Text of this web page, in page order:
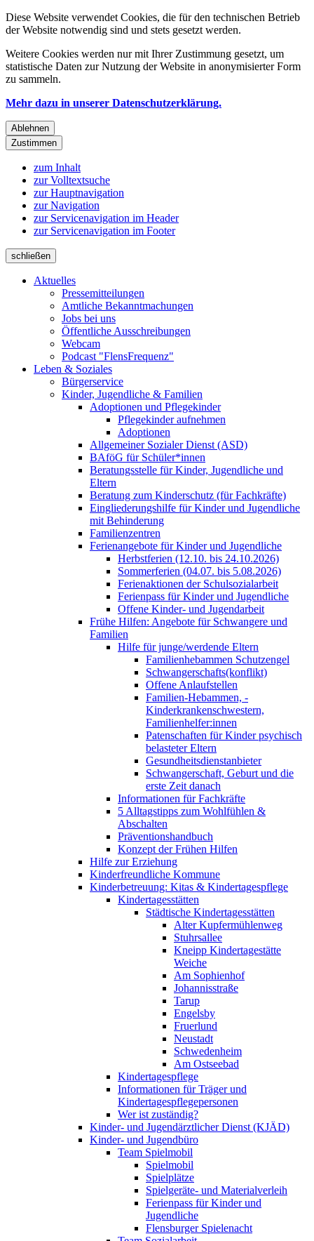
Diese Website verwendet Cookies, die für den technischen Betrieb
der Website notwendig sind und stets gesetzt werden.
Weitere Cookies werden nur mit Ihrer Zustimmung gesetzt, um
statistische Daten zur Nutzung der Website in anonymisierter Form
zu sammeln.
Mehr dazu in unserer Datenschutzerklärung.
Ablehnen
Zustimmen
zum Inhalt
zur Volltextsuche
zur Hauptnavigation
zur Navigation
zur Servicenavigation im Header
zur Servicenavigation im Footer
schließen
Aktuelles
Pressemitteilungen
Amtliche Bekanntmachungen
Jobs bei uns
Öffentliche Ausschreibungen
Webcam
Podcast "FlensFrequenz"
Leben & Soziales
Bürgerservice
Kinder, Jugendliche & Familien
Adoptionen und Pflegekinder
Pflegekinder aufnehmen
Adoptionen
Allgemeiner Sozialer Dienst (ASD)
BAföG für Schüler*innen
Beratungsstelle für Kinder, Jugendliche und
Eltern
Beratung zum Kinderschutz (für Fachkräfte)
Eingliederungshilfe für Kinder und Jugendliche
mit Behinderung
Familienzentren
Ferienangebote für Kinder und Jugendliche
Herbstferien (12.10. bis 24.10.2026)
Sommerferien (04.07. bis 5.08.2026)
Ferienaktionen der Schulsozialarbeit
Ferienpass für Kinder und Jugendliche
Offene Kinder- und Jugendarbeit
Frühe Hilfen: Angebote für Schwangere und
Familien
Hilfe für junge/werdende Eltern
Familienhebammen Schutzengel
Schwangerschafts(konflikt)
Offene Anlaufstellen
Familien-Hebammen, -
Kinderkrankenschwestern,
Familienhelfer:innen
Patenschaften für Kinder psychisch
belasteter Eltern
Gesundheitsdienstanbieter
Schwangerschaft, Geburt und die
erste Zeit danach
Informationen für Fachkräfte
5 Alltagstipps zum Wohlfühlen &
Abschalten
Präventionshandbuch
Konzept der Frühen Hilfen
Hilfe zur Erziehung
Kinderfreundliche Kommune
Kinderbetreuung: Kitas & Kindertagespflege
Kindertagesstätten
Städtische Kindertagesstätten
Alter Kupfermühlenweg
Stuhrsallee
Kneipp Kindertagestätte
Weiche
Am Sophienhof
Johannisstraße
Tarup
Engelsby
Fruerlund
Neustadt
Schwedenheim
Am Ostseebad
Kindertagespflege
Informationen für Träger und
Kindertagespflegepersonen
Wer ist zuständig?
Kinder- und Jugendärztlicher Dienst (KJÄD)
Kinder- und Jugendbüro
Team Spielmobil
Spielmobil
Spielplätze
Spielgeräte- und Materialverleih
Ferienpass für Kinder und
Jugendliche
Flensburger Spielenacht